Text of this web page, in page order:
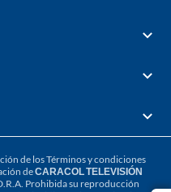
de losTérminos y condiciones
deCARACOL TELEVISIÓN
Prohibida su reproducción